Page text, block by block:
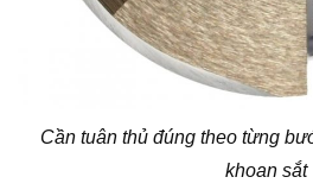
Cần tuân thủ đúng theo từng
khoan sắt